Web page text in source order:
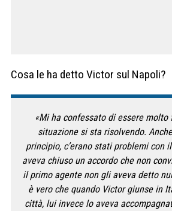
Cosa le ha detto Victor sul Napoli?
«Mi ha confessato di essere
situazione si sta risolvendo.
principio, c’erano stati problemi con
aveva chiuso un accordo che non
il primo agente non gli aveva detto
è vero che quando Victor giunse in
città, lui invece lo aveva